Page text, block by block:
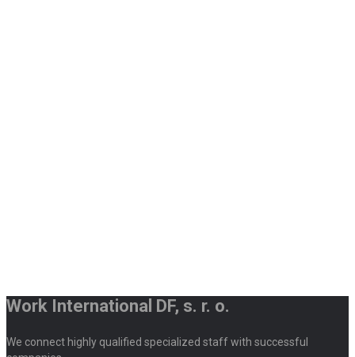
Work International DF, s. r. o.
We connect highly qualified specialized staff with successful